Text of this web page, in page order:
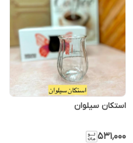
استکان سیلوان
۵۳۱٬۰۰۰